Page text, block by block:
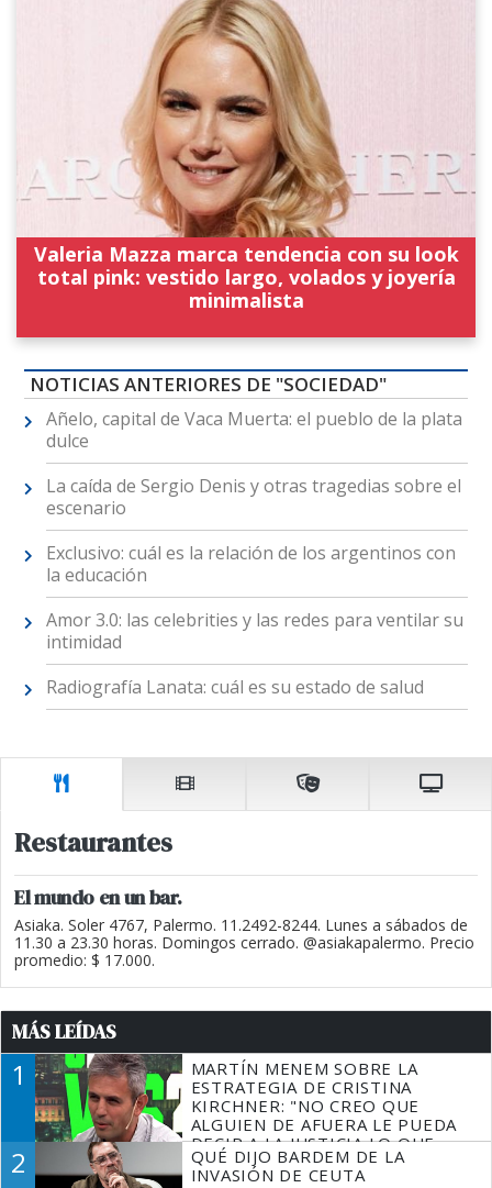
Valeria Mazza marca tendencia con su look
total pink: vestido largo, volados y joyería
minimalista
NOTICIAS ANTERIORES DE "SOCIEDAD"
Añelo, capital de Vaca Muerta: el pueblo de la plata
dulce
La caída de Sergio Denis y otras tragedias sobre el
escenario
Exclusivo: cuál es la relación de los argentinos con
la educación
Amor 3.0: las celebrities y las redes para ventilar su
intimidad
Radiografía Lanata: cuál es su estado de salud
Restaurantes
El mundo en un bar.
Asiaka. Soler 4767, Palermo. 11.2492-8244. Lunes a sábados de
11.30 a 23.30 horas. Domingos cerrado. @asiakapalermo. Precio
promedio: $ 17.000.
MÁS LEÍDAS
1
MARTÍN MENEM SOBRE LA
ESTRATEGIA DE CRISTINA
KIRCHNER: "NO CREO QUE
ALGUIEN DE AFUERA LE PUEDA
DECIR A LA JUSTICIA LO QUE
TIENE QUE HACER"
2
QUÉ DIJO BARDEM DE LA
INVASIÓN DE CEUTA